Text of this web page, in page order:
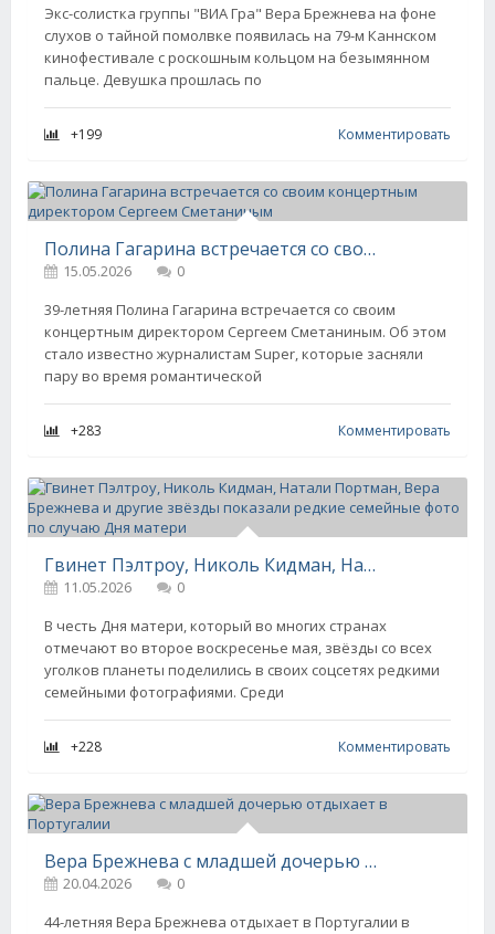
Экс-солистка группы "ВИА Гра" Вера Брежнева на фоне
слухов о тайной помолвке появилась на 79-м Каннском
кинофестивале с роскошным кольцом на безымянном
пальце. Девушка прошлась по
+199 Комментировать
Полина Гагарина встречается со своим концертным директором Сергеем Сметаниным
15.05.2026
0
39-летняя Полина Гагарина встречается со своим
концертным директором Сергеем Сметаниным. Об этом
стало известно журналистам Super, которые засняли
пару во время романтической
+283 Комментировать
Гвинет Пэлтроу, Николь Кидман, Натали Портман, Вера Брежнева и другие звёзды показали редкие семейные фото по случаю Дня матери
11.05.2026
0
В честь Дня матери, который во многих странах
отмечают во второе воскресенье мая, звёзды со всех
уголков планеты поделились в своих соцсетях редкими
семейными фотографиями. Среди
+228 Комментировать
Вера Брежнева с младшей дочерью отдыхает в Португалии
20.04.2026
0
44-летняя Вера Брежнева отдыхает в Португалии в